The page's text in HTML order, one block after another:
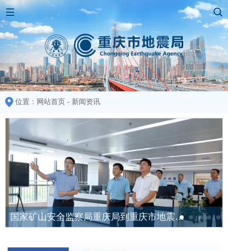
位置： 网站首页 - 新闻资讯
国家矿山安全监察局重庆局到重庆市地震局开展调研交流